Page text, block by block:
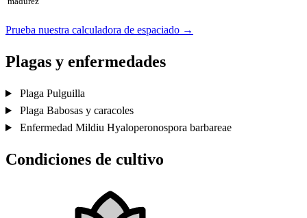
Prueba nuestra calculadora de espaciado →
Plagas y enfermedades
Plaga Pulguilla
Plaga Babosas y caracoles
Enfermedad Mildiu Hyaloperonospora barbareae
Condiciones de cultivo